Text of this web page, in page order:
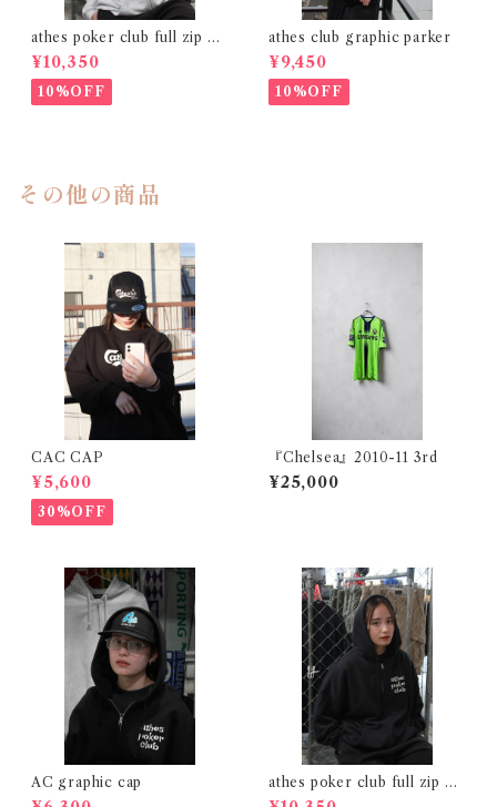
athes poker club full zip gr
ay
¥10,350
10%OFF
athes club graphic parker
¥9,450
10%OFF
その他の商品
CAC CAP
¥5,600
30%OFF
『Chelsea』2010-11 3rd
¥25,000
AC graphic cap
athes poker club full zip na
vy